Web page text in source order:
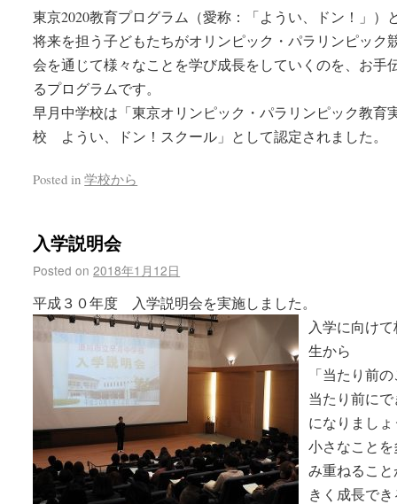
東京2020教育プログラム（愛称：「ようい、ドン！」）
将来を担う子どもたちがオリンピック・パラリンピック
会を通じて様々なことを学び成長をしていくのを、お手
るプログラムです。
早月中学校は「東京オリンピック・パラリンピック教育
校 ようい、ドン！スクール」として認定されました。
Posted in 学校から
入学説明会
Posted on 2018年1月12日
平成３０年度 入学説明会を実施しました。
入学に向け
生から
「当たり前
当たり前に
になりまし
小さなこと
み重ねるこ
きく成長で